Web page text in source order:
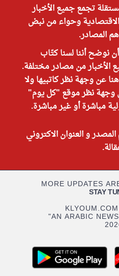
تجمع جميع الأخبار
الاقتصادية وحواء من نبض
المصادر.
نوضح أننا لسنا كتّاب
الأخبار من مصادر مختلفة.
عن وجهة نظر كاتبيها ولا
وجهة نظر موقع "كل يوم"
مباشرة أو غير مباشرة.
و العنوان الاكتروني
MORE UPDATES
STAY
"AN ARABIC